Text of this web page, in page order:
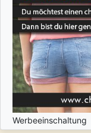
Werbeeinschaltung